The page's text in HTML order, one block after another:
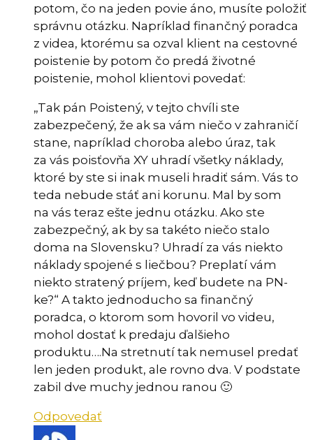
potom, čo na jeden povie áno, musíte položiť
správnu otázku. Napríklad finančný poradca
z videa, ktorému sa ozval klient na cestovné
poistenie by potom čo predá životné
poistenie, mohol klientovi povedať:
„Tak pán Poistený, v tejto chvíli ste
zabezpečený, že ak sa vám niečo v zahraničí
stane, napríklad choroba alebo úraz, tak
za vás poisťovňa XY uhradí všetky náklady,
ktoré by ste si inak museli hradiť sám. Vás to
teda nebude stáť ani korunu. Mal by som
na vás teraz ešte jednu otázku. Ako ste
zabezpečný, ak by sa takéto niečo stalo
doma na Slovensku? Uhradí za vás niekto
náklady spojené s liečbou? Preplatí vám
niekto stratený príjem, keď budete na PN-
ke?“ A takto jednoducho sa finančný
poradca, o ktorom som hovoril vo videu,
mohol dostať k predaju ďalšieho
produktu….Na stretnutí tak nemusel predať
len jeden produkt, ale rovno dva. V podstate
zabil dve muchy jednou ranou 🙂
Odpovedať